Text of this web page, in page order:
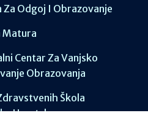
Za Odgoj I Obrazovanje
Matura
Centar Za Vanjsko
Obrazovanja
Škola
Hrvatske